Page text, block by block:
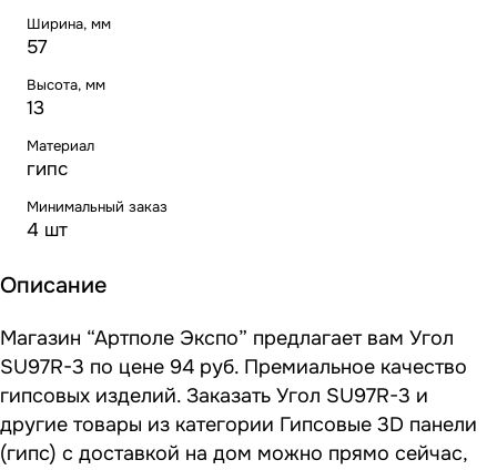
Ширина, мм
57
Высота, мм
13
Материал
гипс
Минимальный заказ
4 шт
Описание
Магазин “Артполе Экспо” предлагает вам Угол
SU97R-3 по цене 94 руб. Премиальное качество
гипсовых изделий. Заказать Угол SU97R-3 и
другие товары из категории Гипсовые 3D панели
(гипс) с доставкой на дом можно прямо сейчас,